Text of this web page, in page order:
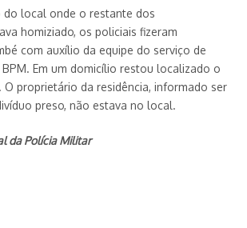
do local onde o restante dos
homiziado, os policiais fizeram
com auxílio da equipe do serviço de
Em um domicílio restou localizado o
proprietário da residência, informado ser
preso, não estava no local.
da Polícia Militar